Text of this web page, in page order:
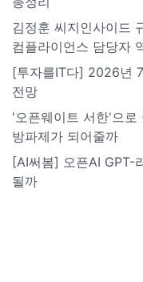
김정훈 씨지인사이드
컴플라이언스 담당자
[투자를IT다] 2026년
전망
'오픈웨이트 서한'으로
방파제가 되어줄까
[AI써봄] 오픈AI GPT-
될까